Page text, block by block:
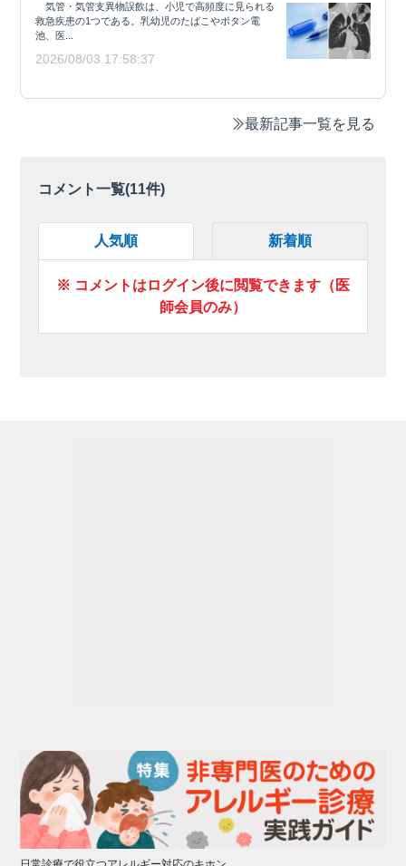
気管・気管支異物誤飲は、小児で高頻度に見られる
救急疾患の1つである。乳幼児のたばこやボタン電
池、医...
2026/08/03 17:58:37
最新記事一覧を見る
コメント一覧(11件)
人気順 新着順
※ コメントはログイン後に閲覧できます（医
師会員のみ）